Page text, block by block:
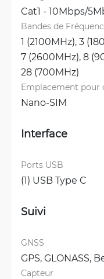
Cat1 - 10Mbps/
Bandes de
1 (2100MHz), 3
7 (2600MHz), 8
28 (700MHz)
Emplacement pour
Nano-SIM
Interface
Ports USB
(1) USB Type C
Suivi
GNSS
GPS, GLONASS,
Capteur